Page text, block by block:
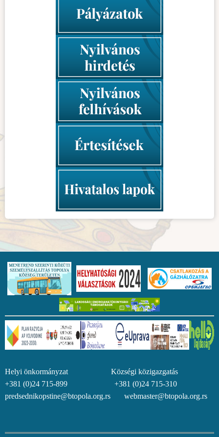
Helyi önkormányzat Községi közigazgatás
+381 (0)24 715-899 +381 (0)24 715-310
predsednikopstine@btopola.org.rs webmaster@btopola.org.rs